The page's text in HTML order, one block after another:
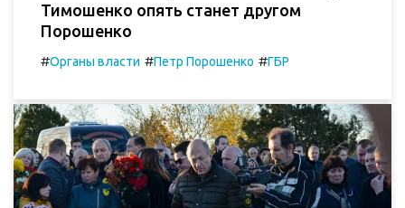
Тимошенко опять станет другом
Порошенко
#Органы власти #Петр Порошенко #ГБР